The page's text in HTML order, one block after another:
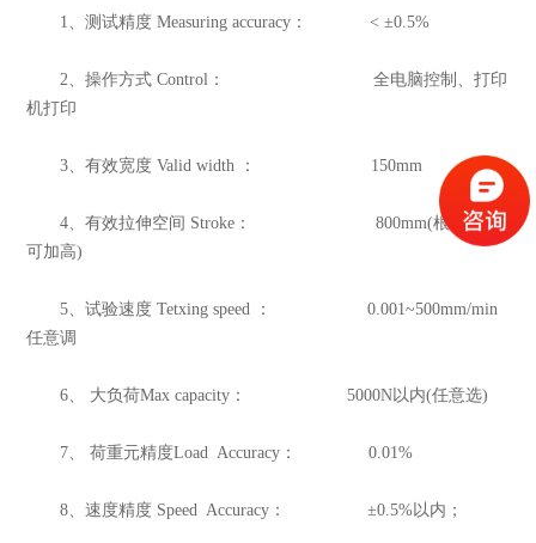
1、测试精度 Measuring accuracy： < ±0.5%
2、操作方式 Control： 全电脑控制、打印
机打印
3、有效宽度 Valid width ： 150mm
4、有效拉伸空间 Stroke： 800mm(根据需要
可加高)
5、试验速度 Tetxing speed ： 0.001~500mm/min
任意调
6、 大负荷Max capacity： 5000N以内(任意选)
7、 荷重元精度Load Accuracy： 0.01%
8、速度精度 Speed Accuracy： ±0.5%以内；